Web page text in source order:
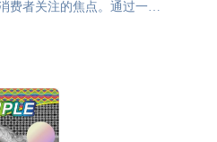
费者关注的焦点。通过一物
产品进行唯一编码，并记录
息。消费者只需扫描二维码